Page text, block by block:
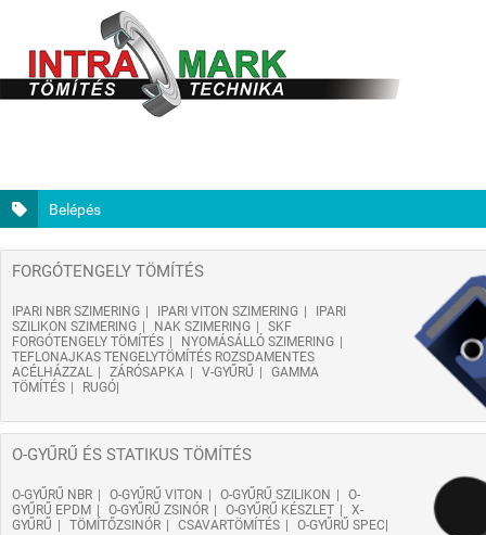
Belépés
FORGÓTENGELY TÖMÍTÉS
IPARI NBR SZIMERING IPARI VITON SZIMERING
IPARI
SZILIKON SZIMERING
NAK SZIMERING
SKF
FORGÓTENGELY TÖMÍTÉS
NYOMÁSÁLLÓ SZIMERING
TEFLONAJKAS TENGELYTÖMÍTÉS ROZSDAMENTES
ACÉLHÁZZAL
ZÁRÓSAPKA V-GYŰRŰ
GAMMA
TÖMÍTÉS
RUGÓ
O-GYŰRŰ ÉS STATIKUS TÖMÍTÉS
O-GYŰRŰ NBR O-GYŰRŰ VITON O-GYŰRŰ SZILIKON
O-
GYŰRŰ EPDM
O-GYŰRŰ ZSINÓR O-GYŰRŰ KÉSZLET
X-
GYŰRŰ
TÖMÍTŐZSINÓR CSAVARTÖMÍTÉS O-GYŰRŰ SPEC